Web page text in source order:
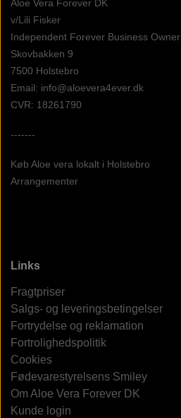
Aloe Vera Forever DK
v/Lili Fisker
Independent Forever Business Owner
Skovbakken 9
7500 Holstebro
Email: info@aloevera4ever.dk
CVR: 18261790
-------
Køb Aloe vera lokalt i Holstebro
Arrangementer
Links
Fragtpriser
Salgs- og leveringsbetingelser
Fortrydelse og reklamation
Fortrolighedspolitik
Cookies
Fødevarestyrelsens Smiley
Om Aloe Vera Forever DK
Kunde login